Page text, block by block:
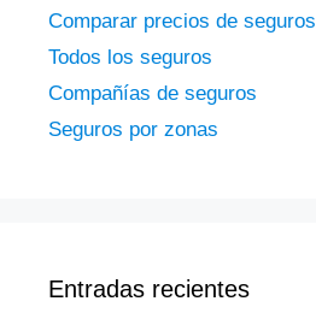
Comparar precios de seguros
Todos los seguros
Compañías de seguros
Seguros por zonas
Entradas recientes